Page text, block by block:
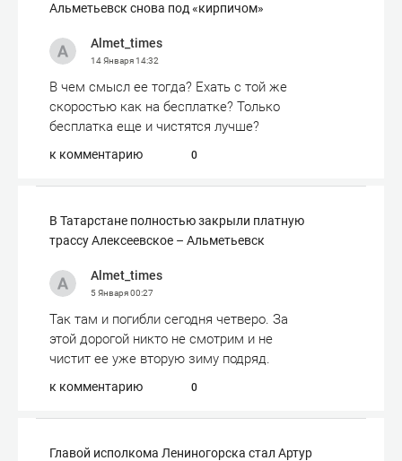
Альметьевск снова под «кирпичом»
Almet_times
14 Января14:32
В чем смысл ее тогда? Ехать с той же
скоростью как на бесплатке? Только
бесплатка еще и чистятся лучше?
к комментарию 0
В Татарстане полностью закрыли платную
трассу Алексеевское – Альметьевск
Almet_times
5 Января00:27
Так там и погибли сегодня четверо. За
этой дорогой никто не смотрим и не
чистит ее уже вторую зиму подряд.
к комментарию 0
Главой исполкома Лениногорска стал Артур